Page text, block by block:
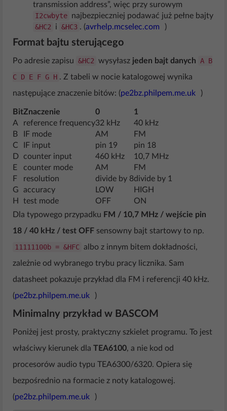
transmission address”, więc przy surowym
I2cwbyte najbezpieczniej podawać już pełne bajty
&HC2
i &HC3 . (avrhelp.mcselec.com )
Format bajtu sterującego
Po adresie zapisu &HC2 wysyłasz jeden bajt danych
A B
C D E F G H . Z tabeli w nocie katalogowej wynika
następujące znaczenie bitów: (pe2bz.philpem.me.uk )
BitZnaczenie 0
1
A
reference frequency32 kHz
40 kHz
B
IF mode AM
FM
C
IF input pin 19
pin 18
D
counter input 460 kHz
10,7 MHz
E
counter mode AM
FM
F
resolution divide by 8divide by 1
G
accuracy LOW
HIGH
H
test mode OFF
ON
Dla typowego przypadku FM / 10,7 MHz / wejście pin
18 / 40 kHz / test OFF sensowny bajt startowy to np.
11111100b = &HFC albo z innym bitem dokładności,
zależnie od wybranego trybu pracy licznika. Sam
datasheet pokazuje przykład dla FM i referencji 40 kHz.
(pe2bz.philpem.me.uk )
Minimalny przykład w BASCOM
Poniżej jest prosty, praktyczny szkielet programu. To jest
właściwy kierunek dla TEA6100, a nie kod od
procesorów audio typu TEA6300/6320. Opiera się
bezpośrednio na formacie z noty katalogowej.
(pe2bz.philpem.me.uk )